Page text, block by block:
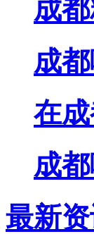
成
成
在
成
最新